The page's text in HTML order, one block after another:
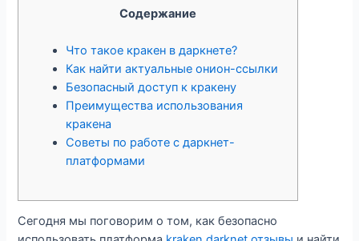
Содержание
Что такое кракен в даркнете?
Как найти актуальные онион-ссылки
Безопасный доступ к кракену
Преимущества использования
кракена
Советы по работе с даркнет-
платформами
Сегодня мы поговорим о том, как безопасно